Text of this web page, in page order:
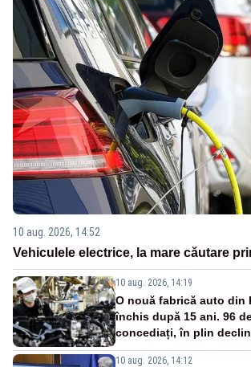
10 aug. 2026, 14:52
Vehiculele electrice, la mare căutare
10 aug. 2026, 14:19
O nouă fabrică auto din
închis după 15 ani. 96
concediați, în plin
10 aug. 2026, 14:12